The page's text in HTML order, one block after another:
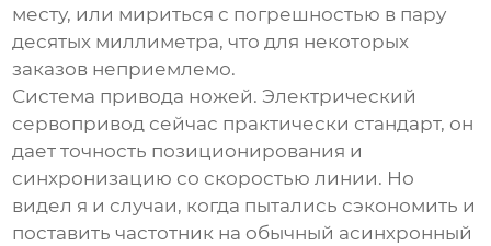
месту, или мириться с погрешностью в пару
десятых миллиметра, что для некоторых
заказов неприемлемо.
Система привода ножей. Электрический
сервопривод сейчас практически стандарт, он
дает точность позиционирования и
синхронизацию со скоростью линии. Но
видел я и случаи, когда пытались сэкономить и
поставить частотник на обычный асинхронный